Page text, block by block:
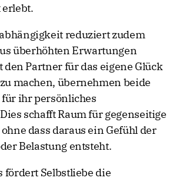
reduziert zudem
überhöhten Erwartungen
den Partner für das eigene Glück
machen, übernehmen beide
ihr persönliches
schafft Raum für gegenseitige
dass daraus ein Gefühl der
Belastung entsteht.
fördert Selbstliebe die